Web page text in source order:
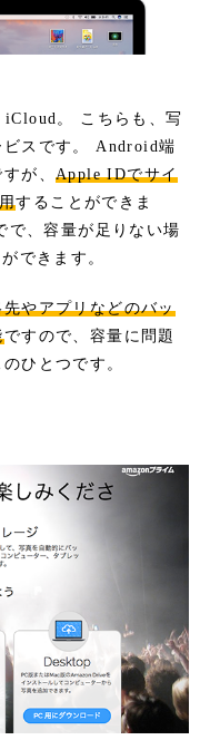
iCloud。 こちらも、写
ビスです。 Android端
が、 Apple IDでサイ
することができま
で、容量が足りない場
できます。
先やアプリなどのバッ
ですので、容量に問題
ひとつです。